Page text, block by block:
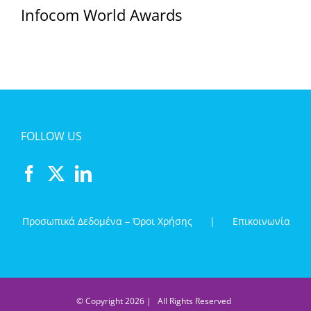
Infocom World Awards
FOLLOW US
Προσωπικά Δεδομένα – Όροι Χρήσης Επικοινωνία
© Copyright2026 | All Rights Reserved